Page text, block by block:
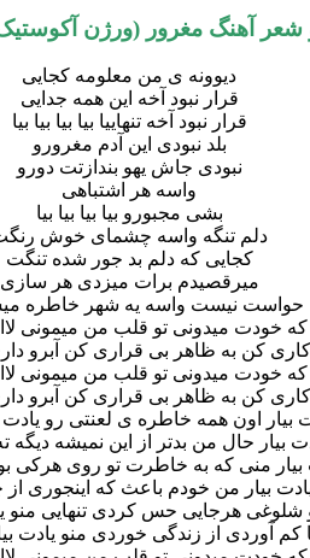
شعر آهنگمغرور (ورژن
دیوونه ی من معلومه کجایی
قرار نبود آخه این همه جدایی
قرار نبود آخه تنهاییا بیا بیا بیا بیا
بلد نبودی این آدم مغرورو
نبودی جاش یهو بندازتت دورو
واسه هر اشتباهی
بشی مجبورو بیا بیا بیا بیا
دلم تنگه واسه چشمای خوش
کجایی که دلم بد جور شده تنگت
میرقصیدم برات میزدی هر سازی
حواست نیست واسه یه شهر خاطره
که خودت میدونی تو قلب من میمونی
کاری کن به ظاهر بی قراری کن آبرو
که خودت میدونی تو قلب من میمونی
کاری کن به ظاهر بی قراری کن آبرو
بیار اون همه خاطره ی لعنتی رو
بیار حال من بدتر از این نمیشه دیگه
بیار منی که به خاطرت تو روی هرکی
بیار من خودم باعث که اینجوری
شلوغی هرجایی حس کردی تنهایی منو
کم آوردی از زندگی خوردی منو یادت